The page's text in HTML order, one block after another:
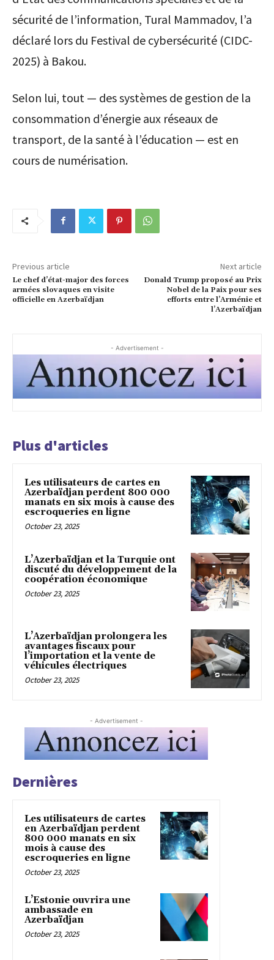
sécurité de l’information, Tural Mammadov, l’a
déclaré lors du Festival de cybersécurité (CIDC-
2025) à Bakou.
Selon lui, tout — des systèmes de gestion de la
consommation d’énergie aux réseaux de
transport, de la santé à l’éducation — est en
cours de numérisation.
Previous article
Le chef d’état-major des forces
armées slovaques en visite
officielle en Azerbaïdjan
Next article
Donald Trump proposé au Prix
Nobel de la Paix pour ses
efforts entre l’Arménie et
l’Azerbaïdjan
- Advertisement -
Plus d'articles
Les utilisateurs de cartes en
Azerbaïdjan perdent 800 000
manats en six mois à cause des
escroqueries en ligne
October 23, 2025
L’Azerbaïdjan et la Turquie ont
discuté du développement de la
coopération économique
October 23, 2025
L’Azerbaïdjan prolongera les
avantages fiscaux pour
l’importation et la vente de
véhicules électriques
October 23, 2025
- Advertisement -
Dernières
Les utilisateurs de cartes
en Azerbaïdjan perdent
800 000 manats en six
mois à cause des
escroqueries en ligne
October 23, 2025
L’Estonie ouvrira une
ambassade en
Azerbaïdjan
October 23, 2025